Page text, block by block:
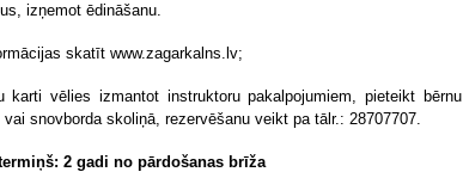
izņemot ēdināšanu.
skatīt www.zagarkalns.lv;
karti vēlies izmantot instruktoru pakalpojumiem, pieteikt bērnu
snovborda skoliņā, rezervēšanu veikt pa tālr.: 28707707.
2 gadi no pārdošanas brīža